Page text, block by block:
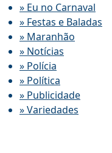
» Eu no Carnaval
» Festas e Baladas
» Maranhão
» Notícias
» Polícia
» Política
» Publicidade
» Variedades